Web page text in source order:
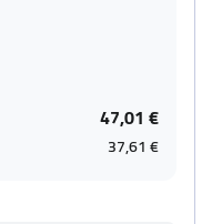
47,01 €
37,61 €